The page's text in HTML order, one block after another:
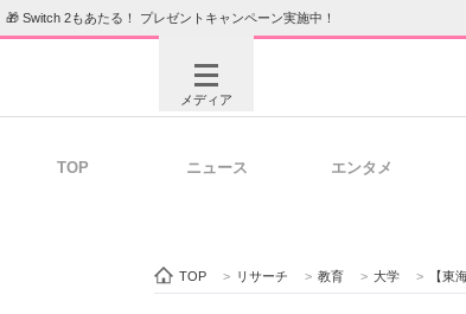
🎁 Switch 2もあたる！ プレゼントキャンペーン実施中！
メディア
TOP ニュース エンタメ
TOP > リサーチ > 教育 > 大学 > 【東